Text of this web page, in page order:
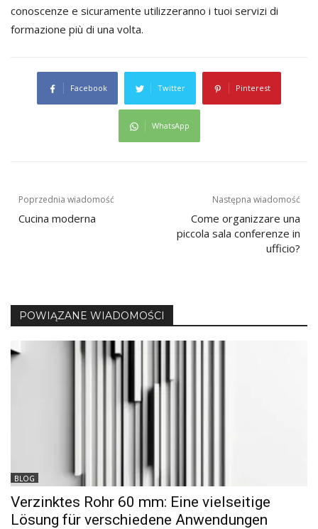
conoscenze e sicuramente utilizzeranno i tuoi servizi di
formazione più di una volta.
Facebook Twitter Pinterest
WhatsApp
Navigazione
articoli
Poprzednia wiadomość
Cucina moderna
Następna wiadomość
Come organizzare una
piccola sala conferenze in
ufficio?
POWIĄZANE WIADOMOŚCI
BLOG
Verzinktes Rohr 60 mm: Eine vielseitige
Lösung für verschiedene Anwendungen